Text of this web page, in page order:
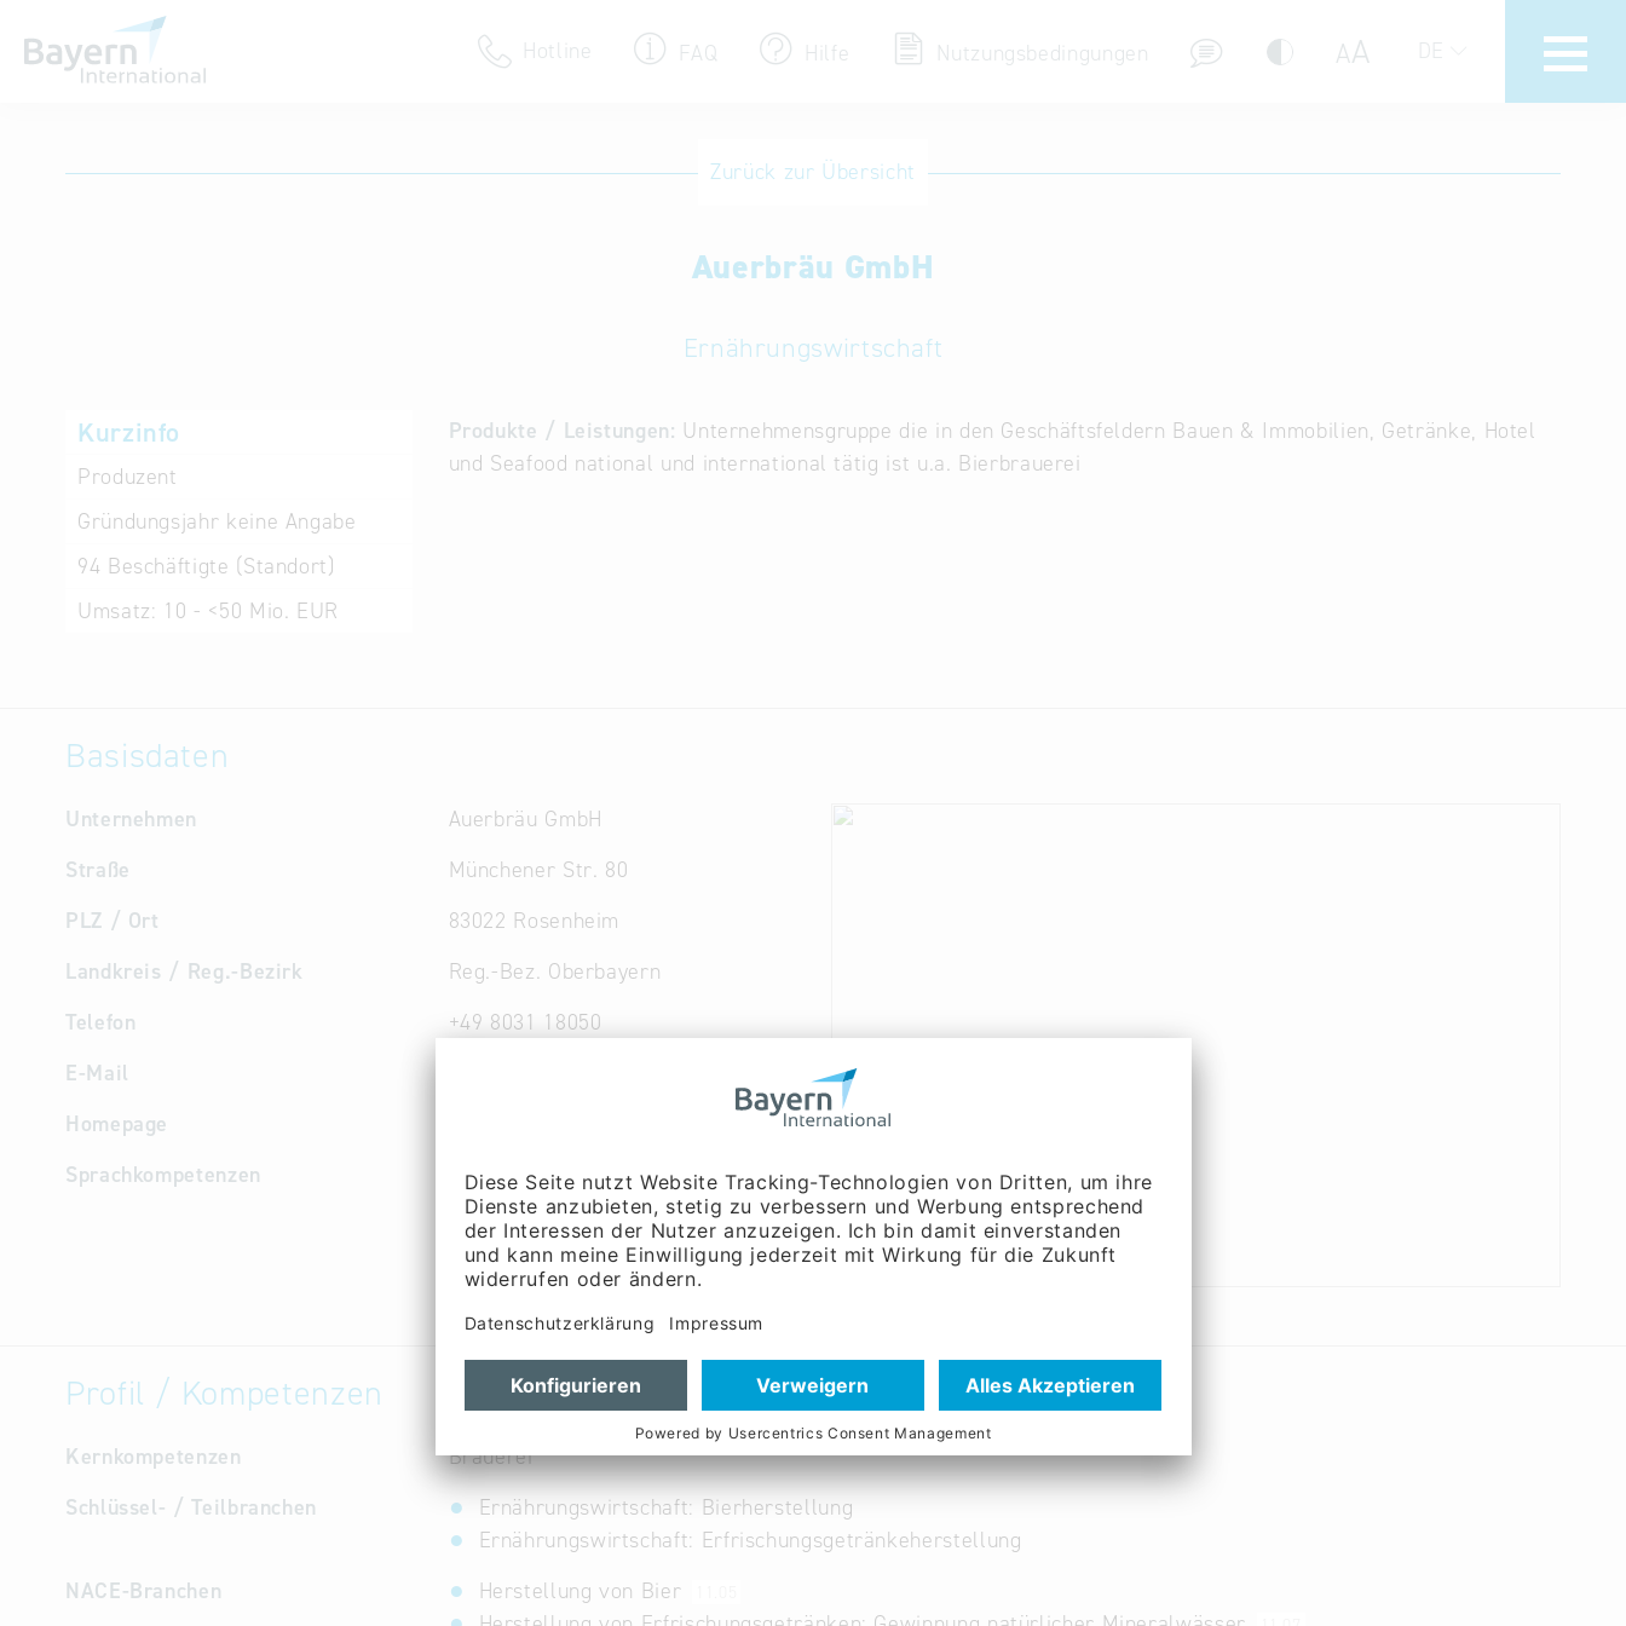
Hotline FAQ Hilfe Nutzungsbedingungen AA DE
Eintrag ändern / löschen
Aktualisieren Sie Ihren bestehenden Eintrag
Internationale Datenbanken
der Slowakei
Zurück zur Übersicht
Auerbräu GmbH
Ernährungswirtschaft
Kurzinfo
Produzent
Gründungsjahr keine Angabe
94 Beschäftigte (Standort)
Umsatz: 10 - <50 Mio. EUR
Produkte / Leistungen: Unternehmensgruppe die in den Geschäftsfeldern Bauen & Immobilien, Getränke, Hotel
und Seafood national und international tätig ist u.a. Bierbrauerei
Basisdaten
Unternehmen
Auerbräu GmbH
Straße
Münchener Str. 80
PLZ / Ort
83022 Rosenheim
Landkreis / Reg.-Bezirk
Reg.-Bez. Oberbayern
Telefon
+49 8031 18050
E-Mail
Homepage
Sprachkompetenzen
Deutsch, Italienisch
Profil / Kompetenzen
Kernkompetenzen
Brauerei
Schlüssel- / Teilbranchen
Ernährungswirtschaft: Bierherstellung
Ernährungswirtschaft: Erfrischungsgetränkeherstellung
NACE-Branchen
Herstellung von Bier